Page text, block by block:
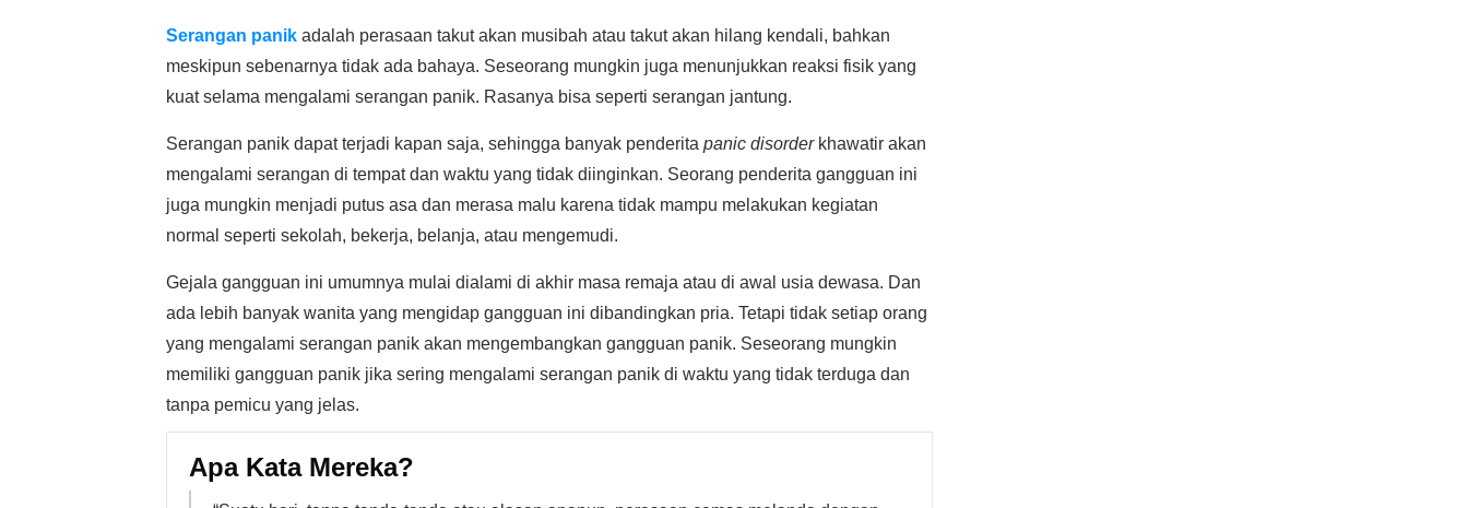
Serangan panik adalah perasaan takut akan musibah atau takut akan hilang kendali, bahkan
meskipun sebenarnya tidak ada bahaya. Seseorang mungkin juga menunjukkan reaksi fisik yang
kuat selama mengalami serangan panik. Rasanya bisa seperti serangan jantung.
Serangan panik dapat terjadi kapan saja, sehingga banyak penderita panic disorderkhawatir akan
mengalami serangan di tempat dan waktu yang tidak diinginkan. Seorang penderita gangguan ini
juga mungkin menjadi putus asa dan merasa malu karena tidak mampu melakukan kegiatan
normal seperti sekolah, bekerja, belanja, atau mengemudi.
Gejala gangguan ini umumnya mulai dialami di akhir masa remaja atau di awal usia dewasa. Dan
ada lebih banyak wanita yang mengidap gangguan ini dibandingkan pria. Tetapi tidak setiap orang
yang mengalami serangan panik akan mengembangkan gangguan panik. Seseorang mungkin
memiliki gangguan panik jika sering mengalami serangan panik di waktu yang tidak terduga dan
tanpa pemicu yang jelas.
Apa Kata Mereka?